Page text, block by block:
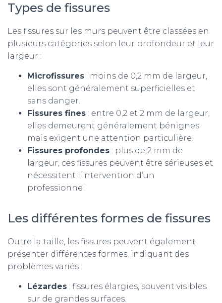
Types de fissures
Les fissures sur les murs peuvent être classées en
plusieurs catégories selon leur profondeur et leur
largeur :
Microfissures : moins de 0,2 mm de largeur,
elles sont généralement superficielles et
sans danger.
Fissures fines : entre 0,2 et 2 mm de largeur,
elles demeurent généralement bénignes
mais exigent une attention particulière.
Fissures profondes : plus de 2 mm de
largeur, ces fissures peuvent être sérieuses et
nécessitent l’intervention d’un
professionnel.
Les différentes formes de fissures
Outre la taille, les fissures peuvent également
présenter différentes formes, indiquant des
problèmes variés :
Lézardes : fissures élargies, souvent visibles
sur de grandes surfaces.